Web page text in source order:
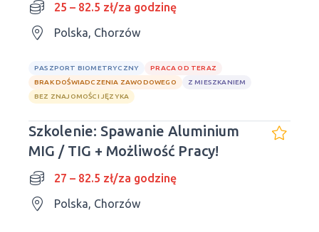
25 – 82.5 zł/za godzinę
Polska, Chorzów
PASZPORT BIOMETRYCZNY
PRACA OD TERAZ
BRAK DOŚWIADCZENIA ZAWODOWEGO
Z MIESZKANIEM
BEZ ZNAJOMOŚCI JĘZYKA
Szkolenie: Spawanie Aluminium
MIG / TIG + Możliwość Pracy!
27 – 82.5 zł/za godzinę
Polska, Chorzów